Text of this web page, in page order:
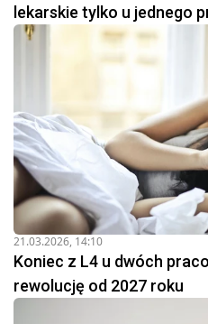
lekarskie tylko u jednego
21.03.2026, 14:10
Koniec z L4 u dwóch
rewolucję od 2027 roku